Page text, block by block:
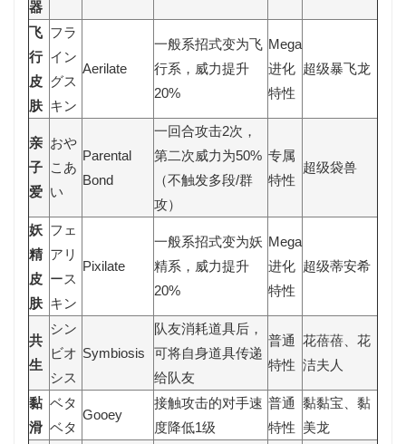
器
飞
行
皮
肤
フラ
イン
グス
キン
Aerilate
一般系招式变为飞
行系，威力提升
20%
Mega
进化
特性
超级暴飞龙
亲
子
爱
おや
こあ
い
Parental
Bond
一回合攻击2次，
第二次威力为50%
（不触发多段/群
攻）
专属
特性
超级袋兽
妖
精
皮
肤
フェ
アリ
ース
キン
Pixilate
一般系招式变为妖
精系，威力提升
20%
Mega
进化
特性
超级蒂安希
共
生
シン
ビオ
シス
Symbiosis
队友消耗道具后，
可将自身道具传递
给队友
普通
特性
花蓓蓓、花
洁夫人
黏
滑
ベタ
ベタ
Gooey
接触攻击的对手速
度降低1级
普通
特性
黏黏宝、黏
美龙